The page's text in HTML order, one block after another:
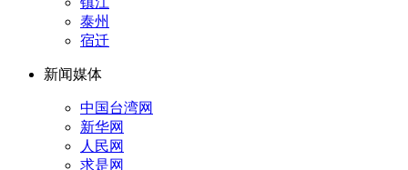
泰州
宿迁
新闻媒体
中国台湾网
新华网
人民网
求是网